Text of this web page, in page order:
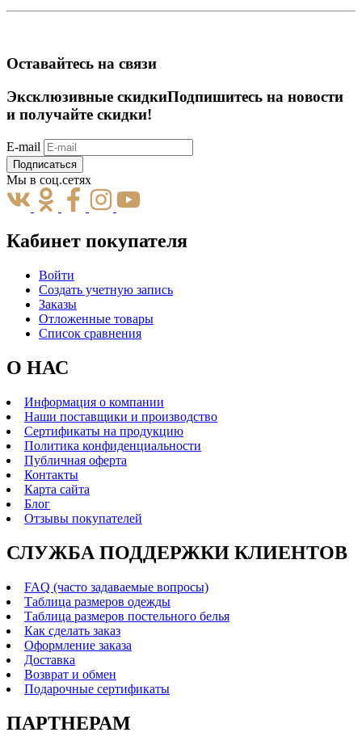
Оставайтесь на связи
Эксклюзивные скидкиПодпишитесь на новости
и получайте скидки!
E-mail
Подписаться
Мы в соц.сетях
Кабинет покупателя
Войти
Создать учетную запись
Заказы
Отложенные товары
Список сравнения
О НАС
Информация о компании
Наши поставщики и производство
Сертификаты на продукцию
Политика конфиденциальности
Публичная оферта
Контакты
Карта сайта
Блог
Отзывы покупателей
СЛУЖБА ПОДДЕРЖКИ КЛИЕНТОВ
FAQ (часто задаваемые вопросы)
Таблица размеров одежды
Таблица размеров постельного белья
Как сделать заказ
Оформление заказа
Доставка
Возврат и обмен
Подарочные сертификаты
ПАРТНЕРАМ